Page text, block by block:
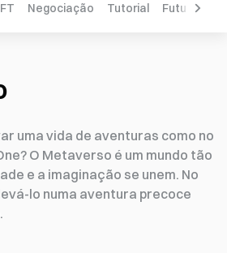
Negociação Tutorial Futuros
uma vida de aventuras como no
O Metaverso é um mundo tão
e a imaginação se unem. No
lo numa aventura precoce